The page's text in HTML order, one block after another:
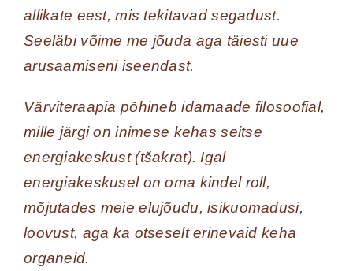
allikate eest, mis tekitavad segadust.
Seeläbi võime me jõuda aga täiesti uue
arusaamiseni iseendast.
Värviteraapia põhineb idamaade filosoofial,
mille järgi on inimese kehas seitse
energiakeskust (tšakrat). Igal
energiakeskusel on oma kindel roll,
mõjutades meie elujõudu, isikuomadusi,
loovust, aga ka otseselt erinevaid keha
organeid.